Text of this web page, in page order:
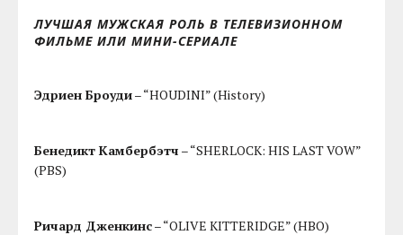
ЛУЧШАЯ МУЖСКАЯ РОЛЬ В ТЕЛЕВИЗИОННОМ
ФИЛЬМЕ ИЛИ МИНИ-СЕРИАЛЕ
Эдриен Броуди– “HOUDINI” (History)
Бенедикт Камбербэтч – “SHERLOCK: HIS LAST VOW”
(PBS)
Ричард Дженкинс– “OLIVE KITTERIDGE” (HBO)